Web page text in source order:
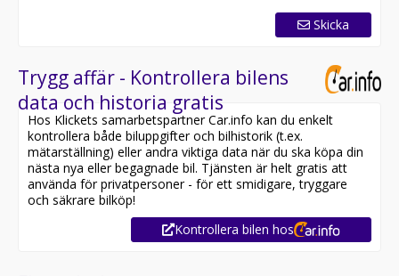
Skicka
Trygg affär - Kontrollera bilens
data och historia gratis
Hos Klickets samarbetspartner Car.info kan du enkelt
kontrollera både biluppgifter och bilhistorik (t.ex.
mätarställning) eller andra viktiga data när du ska köpa din
nästa nya eller begagnade bil. Tjänsten är helt gratis att
använda för privatpersoner - för ett smidigare, tryggare
och säkrare bilköp!
Kontrollera bilen hos